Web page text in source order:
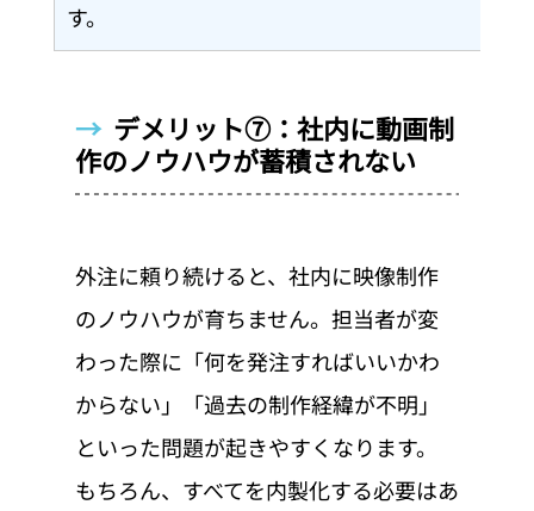
す。
→ デメリット⑦：社内に動画制
作のノウハウが蓄積されない
外注に頼り続けると、社内に映像制作
のノウハウが育ちません。担当者が変
わった際に「何を発注すればいいかわ
からない」「過去の制作経緯が不明」
といった問題が起きやすくなります。
もちろん、すべてを内製化する必要はあ